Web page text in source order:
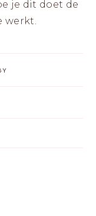
je dit doet de
werkt.